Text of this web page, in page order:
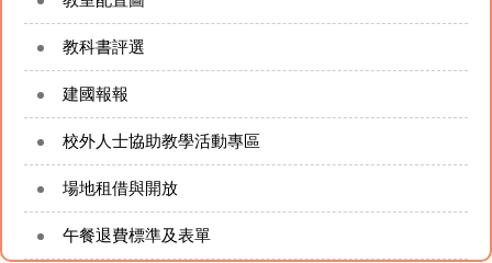
教科書評選
建國報報
校外人士協助教學活動專區
場地租借與開放
午餐退費標準及表單